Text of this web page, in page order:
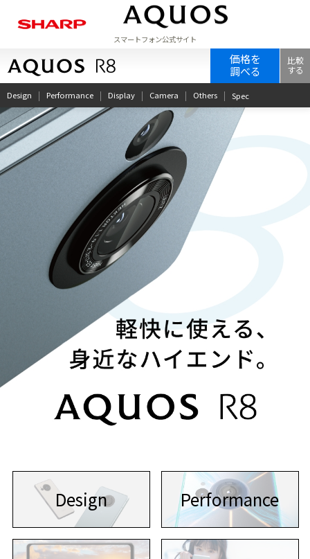
スマートフォン公式サイト
ラインアップ
価格を
調べる
比較
する
Design Performance Display Camera Others Spec
Design Performance